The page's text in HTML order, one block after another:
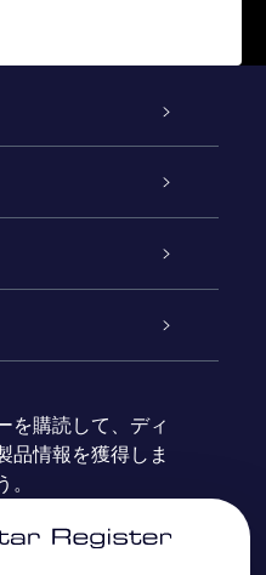
Page
を購読して、ディ
品情報を獲得しま
。